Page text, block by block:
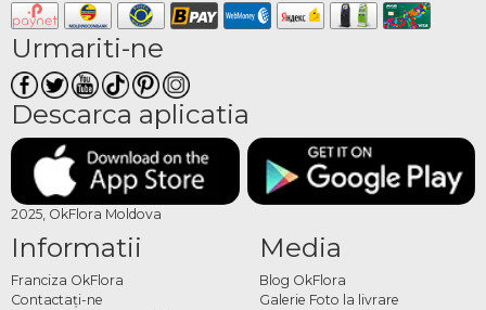
Urmariti-ne
Descarca aplicatia
2025, OkFlora Moldova
Informatii
Franciza OkFlora
Contactaţi-ne
Media
Blog OkFlora
Galerie Foto la livrare